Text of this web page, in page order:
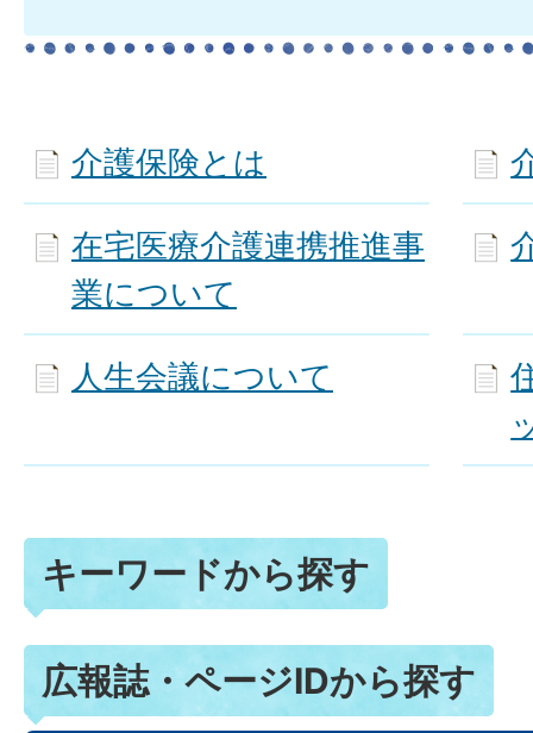
介護保険とは
在宅医療介護連携推進事
業について
人生会議について
キーワードから探す
広報誌・ページIDから探す